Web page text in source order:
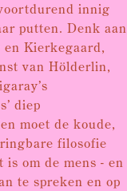
innig
putten. Denk aan
Kierkegaard,
van Hölderlin,
diep
moet de koude,
filosofie
om de mens - en
te spreken en op